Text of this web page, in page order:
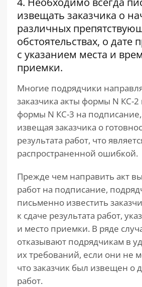
извещать заказчика о
различных
обстоятельствах, о дате
с указанием места и
приемки.
Многие подрядчики
заказчика акты формы N КС-2
формы N КС-3 на
извещая заказчика о
результата работ, что
распространенной ошибкой.
Прежде чем направить акт
работ на подписание,
письменно известить
к сдаче результата работ,
и место приемки. В ряде
отказывают подрядчикам в
их требований, если они не
что заказчик был извещен о
работ.